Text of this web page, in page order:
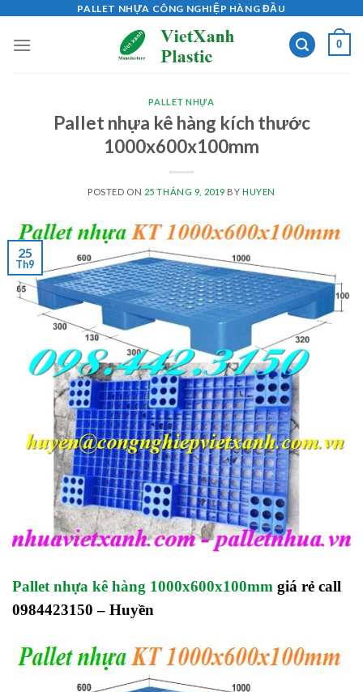
content
PALLET NHỰA CÔNG NGHIỆP HÀNG ĐẦU
0
PALLET NHỰA
Pallet nhựa kê hàng kích thước
1000x600x100mm
POSTED ON 25 THÁNG 9, 2019 BY HUYEN
25
Th9
Pallet nhựa kê hàng 1000x600x100mm giá rẻ call
0984423150 – Huyền